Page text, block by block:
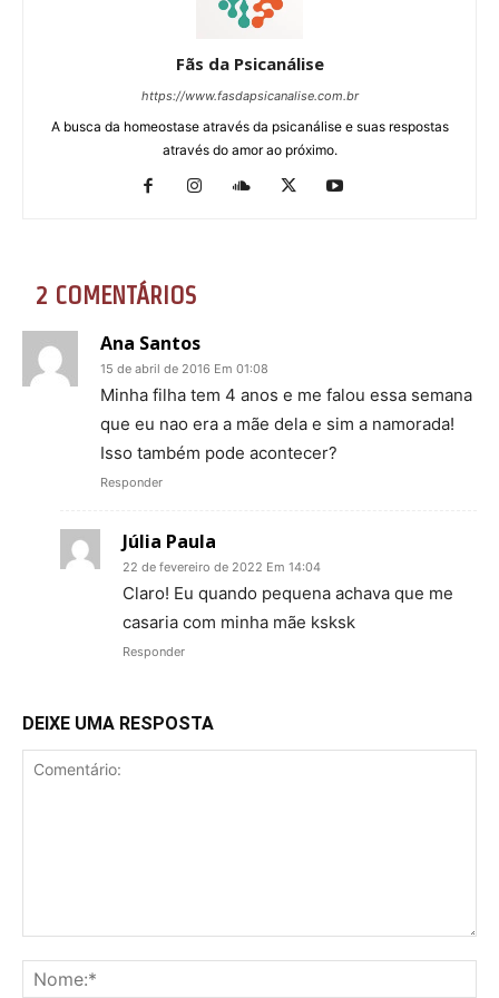
Fãs da Psicanálise
https://www.fasdapsicanalise.com.br
A busca da homeostase através da psicanálise e suas respostas
através do amor ao próximo.
2 COMENTÁRIOS
Ana Santos
15 de abril de 2016 Em 01:08
Minha filha tem 4 anos e me falou essa semana
que eu nao era a mãe dela e sim a namorada!
Isso também pode acontecer?
Responder
Júlia Paula
22 de fevereiro de 2022 Em 14:04
Claro! Eu quando pequena achava que me
casaria com minha mãe ksksk
Responder
DEIXE UMA RESPOSTA